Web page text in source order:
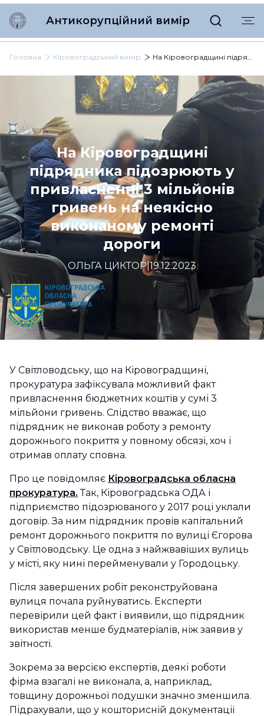
Антикорупційний вимір
Головна Кіровоградський вимір На Кіровоградщині підрядника підозрюють у привласненні 3 мільйонів гривень на неякісно виконаному ремонті дороги
На Кіровоградщині
підрядника підозрюють у
привласненні 3 мільйонів
гривень на неякісно
виконаному ремонті
дороги
ОЛЬГА ЦИКТОР|19.12.2023
У Світловодську, що на Кіровоградщині,
прокуратура зафіксувала можливий факт
привласнення бюджетних коштів у сумі 3
мільйони гривень. Слідство вважає, що
підрядник не виконав роботу з ремонту
дорожнього покриття у повному обсязі, хоч і
отримав оплату сповна.
Про це повідомляє Кіровоградська обласна
прокуратура. Так, Кіровоградська ОДА і
підприємство підозрюваного у 2017 році уклали
договір. За ним підрядник провів капітальний
ремонт дорожнього покриття по вулиці Єгорова
у Світловодську. Це одна з найжвавіших вулиць
у місті, яку нині перейменували у Городоцьку.
Після завершених робіт реконструйована
вулиця почала руйнуватись. Експерти
перевірили цей факт і виявили, що підрядник
використав менше будматеріалів, ніж заявив у
звітності.
Зокрема за версією експертів, деякі роботи
фірма взагалі не виконала, а, наприклад,
товщину дорожньої подушки значно зменшила.
Підрахували, що у кошторисній документації